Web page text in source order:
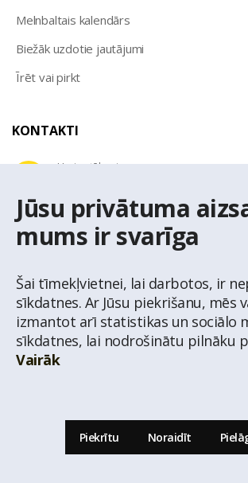
Jūsu privātuma
mums ir svarīga
Šai tīmekļvietnei, lai darbotos, ir
sīkdatnes. Ar Jūsu piekrišanu, mēs
izmantot arī statistikas un sociālo
sīkdatnes, lai nodrošinātu pilnāku
Vairāk
Piekrītu Noraidīt
© Nekustamo īpašumu aģentūra Latio.
Melnbaltais kalendārs
Biežāk uzdotie jautājumi
Īrēt vai pirkt
KONTAKTI
Uzziņu tālrunis
E-pasta adrese
latio@latio.lv